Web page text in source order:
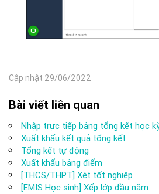
Cập nhật 29/06/2022
Bài viết liên quan
Nhập trực tiếp bảng tổng kết học
Xuất khẩu kết quả tổng kết
Tổng kết tự động
Xuất khẩu bảng điểm
[THCS/THPT] Xét tốt nghiệp
[EMIS Học sinh] Xếp lớp đầu năm